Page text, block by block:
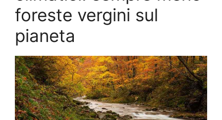
foreste vergini sul
pianeta